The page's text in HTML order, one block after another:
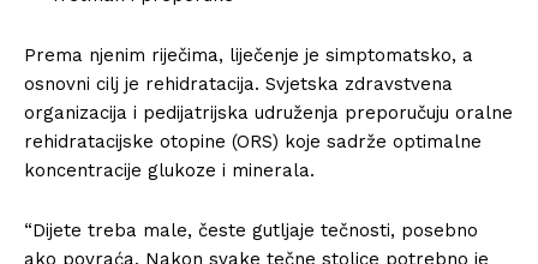
Prema njenim riječima, liječenje je simptomatsko, a
osnovni cilj je rehidratacija. Svjetska zdravstvena
organizacija i pedijatrijska udruženja preporučuju oralne
rehidratacijske otopine (ORS) koje sadrže optimalne
koncentracije glukoze i minerala.
“Dijete treba male, česte gutljaje tečnosti, posebno
ako povraća. Nakon svake tečne stolice potrebno je